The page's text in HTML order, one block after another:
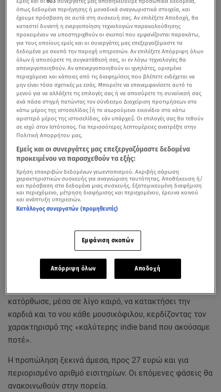
venue της πόλης, υποδέχεται τους μαγικούς
την πιο πολυσυζητημένη νέα μπάντα
Η εξαμελής παρέα από το Λονδίνο έρχεται για πρώτη
κατόρθωσε, μέσα σε λίγο καιρό, να κατακτήσει την
καρδιά και το νου κάθε μουσικόφιλου, κερδίζοντας τον
χαρακτηρισμό της «καλύτερης indie band που ακούσαμε
ποτέ».
Η προπώληση ξεκινά άμεσα, προς 27 ευρώ και για
περιορισμένο αριθμό εισιτηρίων. Οι επόμενες φάσεις θα
ανακοινωθούν στην πορεία.
όπως δεδομένα περιήγησης ή μοναδικά αναγνωριστικά στοιχεία, και
έχουμε πρόσβαση σε αυτά στη συσκευή σας. Αν επιλέξετε Αποδοχή, θα
καταστεί δυνατή η ενεργοποίηση τεχνολογιών παρακολούθησης
προκειμένου να υποστηριχθούν οι σκοποί που εμφανίζονται παρακάτω,
για τους οποίους εμείς και οι συνεργάτες μας επεξεργαζόμαστε τα
δεδομένα με σκοπό την παροχή υπηρεσιών. Αν επιλέξετε Απόρριψη όλων
όλων ή αποσύρετε τη συγκατάθεσή σας, οι εν λόγω τεχνολογίες θα
απενεργοποιηθούν. Αν απενεργοποιηθούν οι ιχνηλάτες, ορισμένο
περιεχόμενο και κάποιες από τις διαφημίσεις που βλέπετε ενδέχεται να
μην είναι τόσο σχετικές με εσάς. Μπορείτε να επανεμφανίσετε αυτό το
μενού για να αλλάξετε τις επιλογές σας ή να αποσύρετε τη συναίνεσή σας
ανά πάσα στιγμή πατώντας τον σύνδεσμο Διαχείριση προτιμήσεων στο
κάτω μέρος της ιστοσελίδας [ή το αιωρούμενο εικονίδιο στο κάτω
αριστερό μέρος της ιστοσελίδας, εάν υπάρχει]. Οι επιλογές σας θα τεθούν
σε ισχύ στον Ιστότοπος. Για περισσότερες λεπτομέρειες ανατρέξτε στην
Πολιτική Απορρήτου μας.
Εμείς και οι συνεργάτες μας επεξεργαζόμαστε δεδομένα
προκειμένου να παρασχεθούν τα εξής:
Χρήση επακριβών δεδομένων γεωεντοπισμού. Ακριβής σάρωση
χαρακτηριστικών συσκευής για αναγνώριση ταυτότητας. Αποθήκευση ή/
και πρόσβαση στα δεδομένα μιας συσκευής. Εξατομικευμένη διαφήμιση
και περιεχόμενο, μέτρηση διαφήμισης και περιεχομένου, έρευνα κοινού
και ανάπτυξη υπηρεσιών.
Κατάλογος συνεργατών (προμηθευτές)
Εμφάνιση σκοπών
Απόρριψη όλων Αποδοχή